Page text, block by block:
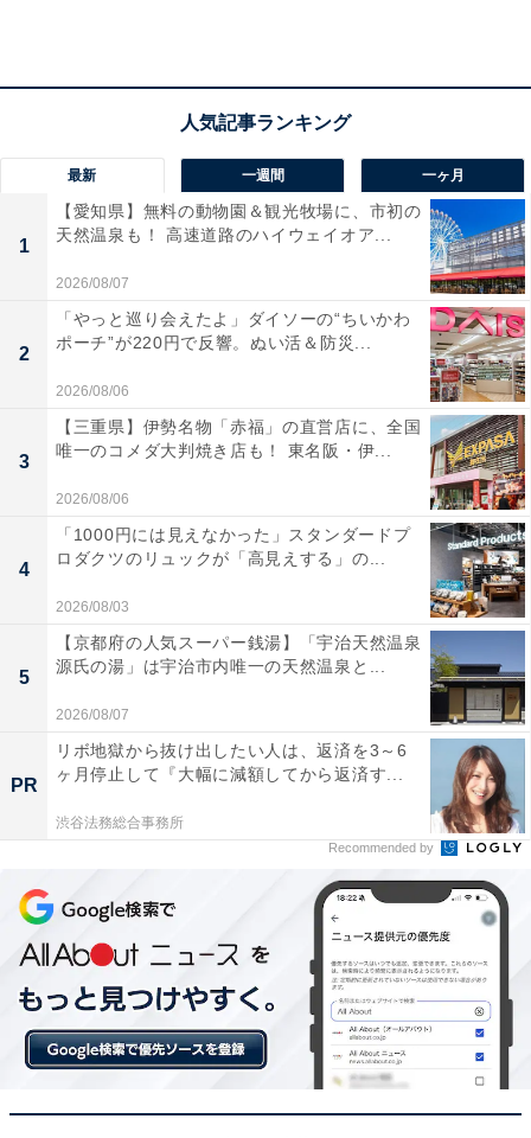
第2位：ほうとう（山梨県）
2位は山梨県の「ほうとう」でした。ほうとうは戦国武
将・武田信玄が野戦食として食べたのがきっかけで、甲
州地方に広く根付いたと言われる食べ物です。小麦粉を
練った平打ち麺と味噌仕立ての汁が特徴で、肉類、野菜
類、きのこ類などさまざまな具材を加えて煮込んでいま
す。観光客向けに提供しているお店では、ほうとう1食
1000円以上する場合もあり高価な印象があるのかもしれ
ません。
回答者からは「甲府で食べたが、2000円くらいした（28
歳男性／長野県）」「具沢山で食べごたえがあるが、値
段が少し高い。女性や子供では食べきれない（36歳女性
／長崎県）」「なかなか手間はかかっていて美味しいけ
ど、高くて観光料金です（51歳女性／滋賀県）」などの
意見が寄せられました。
最新 一週間 一ヶ月
1
【愛知県】無料の動物園＆観光牧場に、市初の
天然温泉も！ 高速道路のハイウェイオア...
2026/08/07
2
「やっと巡り会えたよ」ダイソーの“ちいかわ
ポーチ”が220円で反響。ぬい活＆防災...
2026/08/06
3
【三重県】伊勢名物「赤福」の直営店に、全国
唯一のコメダ大判焼き店も！ 東名阪・伊...
2026/08/06
4
「1000円には見えなかった」スタンダードプ
ロダクツのリュックが「高見えする」の...
2026/08/03
5
【京都府の人気スーパー銭湯】「宇治天然温泉
源氏の湯」は宇治市内唯一の天然温泉と...
2026/08/07
PR
リボ地獄から抜け出したい人は、返済を3～6
ヶ月停止して『大幅に減額してから返済す...
渋谷法務総合事務所
Recommended by